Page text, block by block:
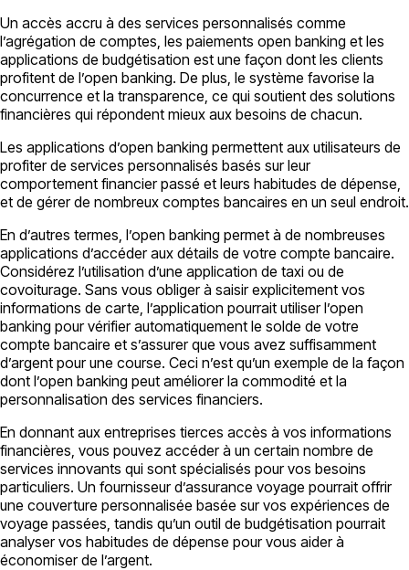
Un accès accru à des services personnalisés comme
l’agrégation de comptes, les paiements open banking et les
applications de budgétisation est une façon dont les clients
profitent de l’open banking. De plus, le système favorise la
concurrence et la transparence, ce qui soutient des solutions
financières qui répondent mieux aux besoins de chacun.
Les applications d’open banking permettent aux utilisateurs de
profiter de services personnalisés basés sur leur
comportement financier passé et leurs habitudes de dépense,
et de gérer de nombreux comptes bancaires en un seul endroit.
En d’autres termes, l’open banking permet à de nombreuses
applications d’accéder aux détails de votre compte bancaire.
Considérez l’utilisation d’une application de taxi ou de
covoiturage. Sans vous obliger à saisir explicitement vos
informations de carte, l’application pourrait utiliser l’open
banking pour vérifier automatiquement le solde de votre
compte bancaire et s’assurer que vous avez suffisamment
d’argent pour une course. Ceci n’est qu’un exemple de la façon
dont l’open banking peut améliorer la commodité et la
personnalisation des services financiers.
En donnant aux entreprises tierces accès à vos informations
financières, vous pouvez accéder à un certain nombre de
services innovants qui sont spécialisés pour vos besoins
particuliers. Un fournisseur d’assurance voyage pourrait offrir
une couverture personnalisée basée sur vos expériences de
voyage passées, tandis qu’un outil de budgétisation pourrait
analyser vos habitudes de dépense pour vous aider à
économiser de l’argent.